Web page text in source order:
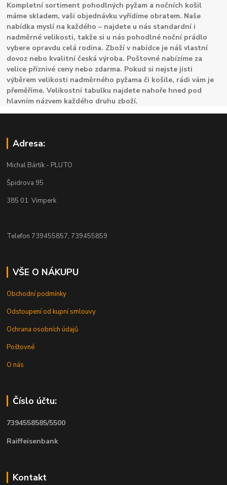
Kompletní sortiment pohodlných pyžam a nočních košil
máme skladem, vaši objednávku vyřídíme obratem. Naše
nabídka myslí na každého – najdete u nás standardní i
nadměrné velikosti, takže si u nás pohodlné noční prádlo
vybere opravdu celá rodina. Zboží v nabídce je náš vlastní
dovoz nebo kvalitní česká výroba. Poštovné nabízíme za
velice příznivé ceny nebo zdarma. Pokud si nejste jisti
výběrem velikosti nadměrného pyžama či košile, rádi vám je
přeměříme. Velikostní tabulku najdete nahoře hned pod
hlavním názvem každého druhu zboží.
Adresa:
Michal Bártík - PLUTO
Špidrova 95
385 01 Vimperk
Telefon 739455857, 739455859
VŠE O NÁKUPU
Obchodní podmínky
Odstoupení od kupní smlouvy
Ochrana osobních údajů
Poštovné
O nás
Číslo účtu:
7394558585/5500
Raiffeisenbank
Kontakt